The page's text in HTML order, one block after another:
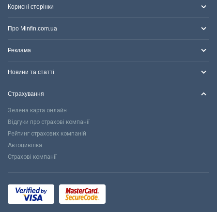
Корисні сторінки
Про Minfin.com.ua
Реклама
Новини та статті
Страхування
Зелена карта онлайн
Відгуки про страхові компанії
Рейтинг страхових компаній
Автоцивілка
Страхові компанії